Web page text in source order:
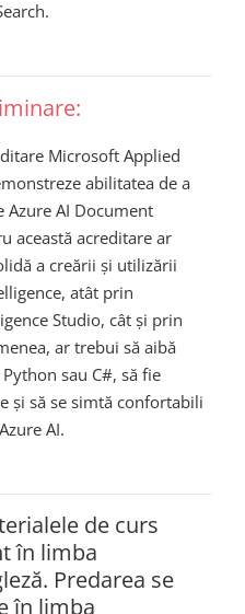
Microsoft Applied
abilitatea de a
AI Document
această acreditare ar
a creării și utilizării
atât prin
Studio, cât și prin
ar trebui să aibă
sau C#, să fie
și să se simtă confortabili
AI.
de curs
în limba
Predarea se
în limba